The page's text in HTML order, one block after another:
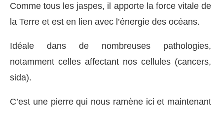
Comme tous les jaspes, il apporte la force vitale de
la Terre et est en lien avec l’énergie des océans.
Idéale dans de nombreuses pathologies,
notamment celles affectant nos cellules (cancers,
sida).
C’est une pierre qui nous ramène ici et maintenant